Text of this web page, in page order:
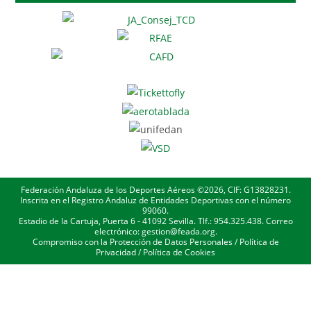
Federación Andaluza de los Deportes Aéreos ©2026, CIF: G13828231.
Inscrita en el Registro Andaluz de Entidades Deportivas con el número
99060.
Estadio de la Cartuja, Puerta 6 - 41092 Sevilla. Tlf.: 954.325.438. Correo
electrónico: gestion@feada.org.
Compromiso con la Protección de Datos Personales/Política de
Privacidad/Política de Cookies